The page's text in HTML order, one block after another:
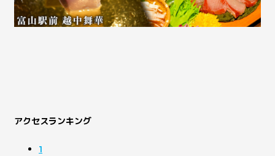
アクセスランキング
1